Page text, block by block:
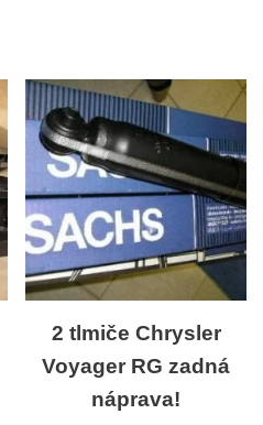
2 tlmiče Chrysler
Voyager RG zadná
náprava!